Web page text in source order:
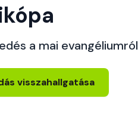
a mai evangéliumról
visszahallgatása